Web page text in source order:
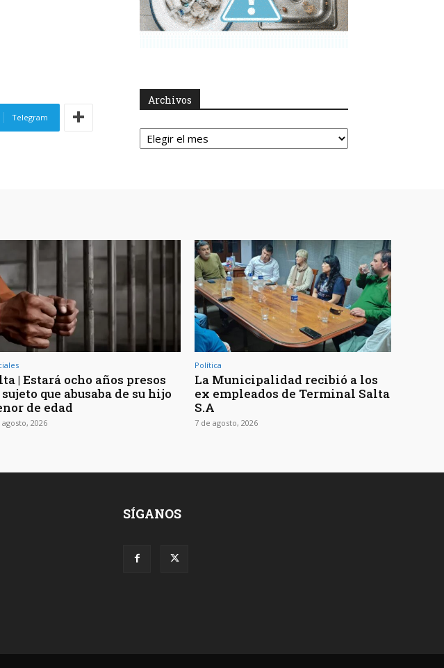
Telegram
Archivos
Archivos
| Estará ocho años presos
que abusaba de su hijo
de edad
agosto, 2026
Política
La Municipalidad recibió a los
ex empleados de Terminal Salta
S.A
7 de agosto, 2026
SÍGANOS